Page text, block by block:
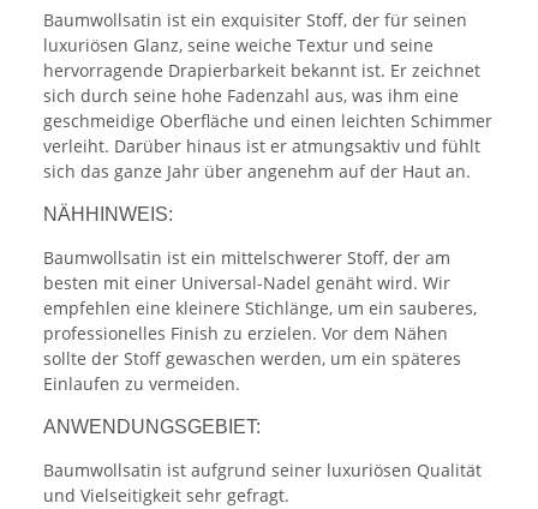
Baumwollsatin ist ein exquisiter Stoff, der für seinen
luxuriösen Glanz, seine weiche Textur und seine
hervorragende Drapierbarkeit bekannt ist. Er zeichnet
sich durch seine hohe Fadenzahl aus, was ihm eine
geschmeidige Oberfläche und einen leichten Schimmer
verleiht. Darüber hinaus ist er atmungsaktiv und fühlt
sich das ganze Jahr über angenehm auf der Haut an.
NÄHHINWEIS:
Baumwollsatin ist ein mittelschwerer Stoff, der am
besten mit einer Universal-Nadel genäht wird. Wir
empfehlen eine kleinere Stichlänge, um ein sauberes,
professionelles Finish zu erzielen. Vor dem Nähen
sollte der Stoff gewaschen werden, um ein späteres
Einlaufen zu vermeiden.
ANWENDUNGSGEBIET:
Baumwollsatin ist aufgrund seiner luxuriösen Qualität
und Vielseitigkeit sehr gefragt.